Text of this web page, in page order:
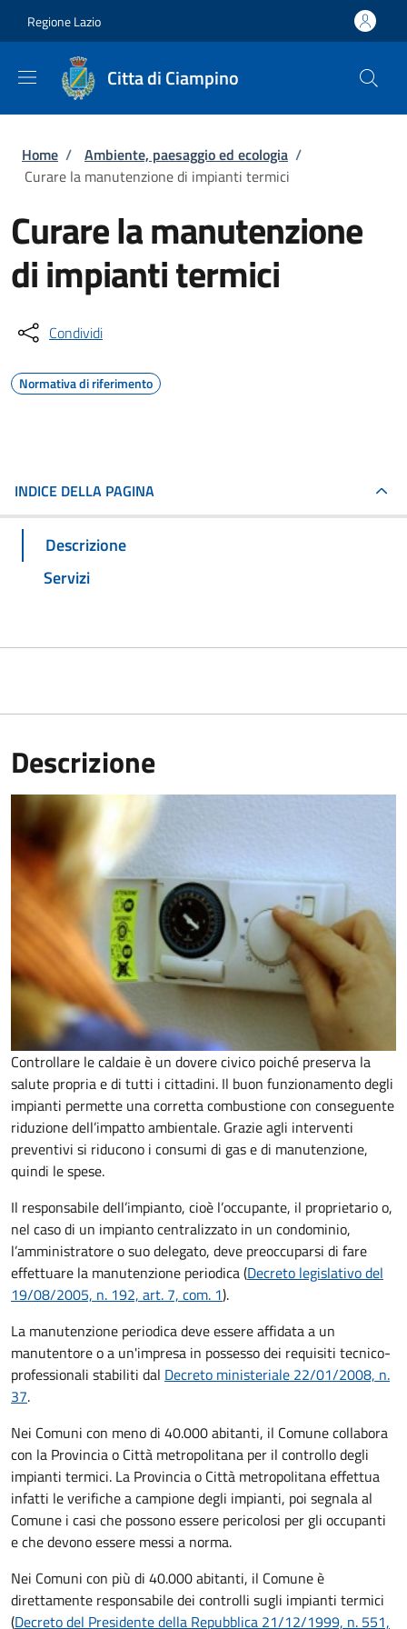
Regione Lazio
Citta di Ciampino
Briciole di pane
Home / Ambiente, paesaggio ed ecologia /
Curare la manutenzione di impianti termici
Curare la manutenzione
di impianti termici
Condividi
Normativa di riferimento
INDICE DELLA PAGINA
Descrizione
Servizi
Descrizione
Controllare le caldaie è un dovere civico poiché preserva la
salute propria e di tutti i cittadini. Il buon funzionamento degli
impianti permette una corretta combustione con conseguente
riduzione dell’impatto ambientale. Grazie agli interventi
preventivi si riducono i consumi di gas e di manutenzione,
quindi le spese.
Il responsabile dell’impianto, cioè l’occupante, il proprietario o,
nel caso di un impianto centralizzato in un condominio,
l’amministratore o suo delegato, deve preoccuparsi di fare
effettuare la manutenzione periodica (Decreto legislativo del
19/08/2005, n. 192, art. 7, com. 1).
La manutenzione periodica deve essere affidata a un
manutentore o a un'impresa in possesso dei requisiti tecnico-
professionali stabiliti dal Decreto ministeriale 22/01/2008, n.
37.
Nei Comuni con meno di 40.000 abitanti, il Comune collabora
con la Provincia o Città metropolitana per il controllo degli
impianti termici. La Provincia o Città metropolitana effettua
infatti le verifiche a campione degli impianti, poi segnala al
Comune i casi che possono essere pericolosi per gli occupanti
e che devono essere messi a norma.
Nei Comuni con più di 40.000 abitanti, il Comune è
direttamente responsabile dei controlli sugli impianti termici
(Decreto del Presidente della Repubblica 21/12/1999, n. 551,